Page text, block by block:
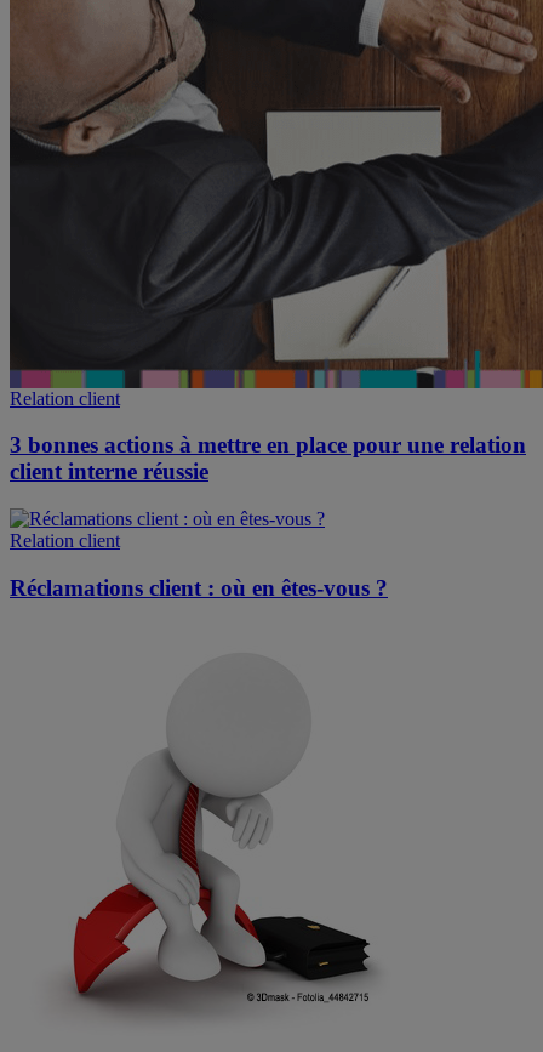
Relation client
3 bonnes actions à mettre en place pour une relation
client interne réussie
Relation client
Réclamations client : où en êtes-vous ?